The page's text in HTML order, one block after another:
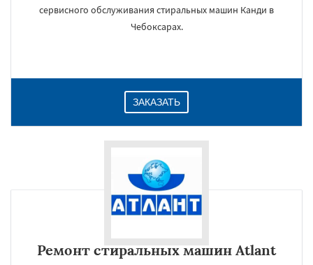
сервисного обслуживания стиральных машин Канди в
Чебоксарах.
ЗАКАЗАТЬ
Ремонт стиральных машин Atlant